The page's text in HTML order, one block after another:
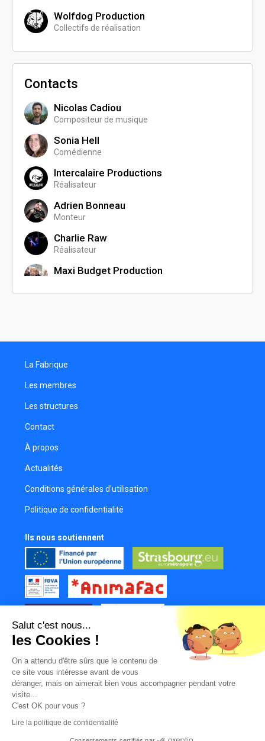
Wolfdog Production
Collectifs de réalisation
Contacts
Nicolas Cadiou
Compositeur de musique
Sonia Hell
Comédienne
Intercalaire Productions
Réalisateur
Adrien Bonneau
Monteur
Charlie Raw
Réalisateur
Maxi Budget Production
François Evans
Vincent Pili
Gabriel De Carvalho
Photographe
Flore Lallau
Cadreur
Louis Beaugé
Réalisateur
Ameline Grout
Comédienne
Rock Brenner
Programmateur
Mathias Guenser
Comédien
Yannick Perrin
Réalisateur
Réalisateur
Fabien Manuel Capelli
Compositeur de musique
La Fabrique
Les membres
Les structures
Contact
À propos
Actualités
Conditions générales d'utilisation
Politique de confidentialité
Ils nous soutiennent
Tous nos partenaires
Mur des contributeurs
Salut c'est nous...
les Cookies !
On a attendu d'être sûrs que le contenu de
ce site vous intéresse avant de vous
déranger, mais on aimerait bien vous accompagner pendant votre
visite...
C'est OK pour vous ?
Lire la politique de confidentialité